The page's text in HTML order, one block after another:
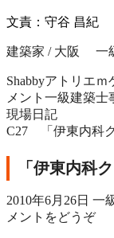
文責：守谷 昌紀
建築家 / 大阪 一
Shabbyアトリエｍ
メント 一級建築士
現場日記
C27 「伊東内科ク
「伊東内科
2010年6月26日 一
メントをどうぞ